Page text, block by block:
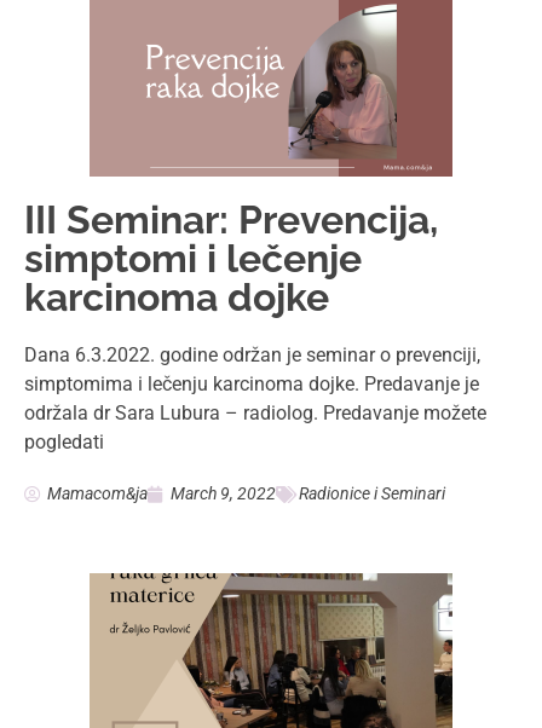
III Seminar: Prevencija,
simptomi i lečenje
karcinoma dojke
Dana 6.3.2022. godine održan je seminar o prevenciji,
simptomima i lečenju karcinoma dojke. Predavanje je
održala dr Sara Lubura – radiolog. Predavanje možete
pogledati
Mamacom&ja March 9, 2022 Radionice i Seminari